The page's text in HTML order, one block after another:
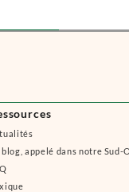
blog, appelé dans notre Sud-